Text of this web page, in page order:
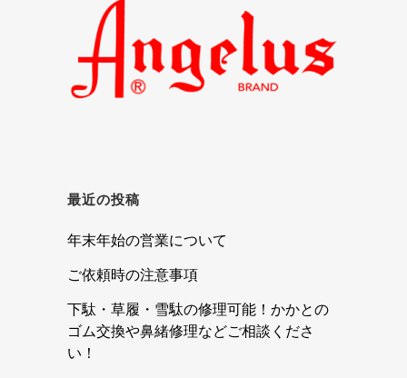
最近の投稿
年末年始の営業について
ご依頼時の注意事項
下駄・草履・雪駄の修理可能！かかとの
ゴム交換や鼻緒修理などご相談くださ
い！